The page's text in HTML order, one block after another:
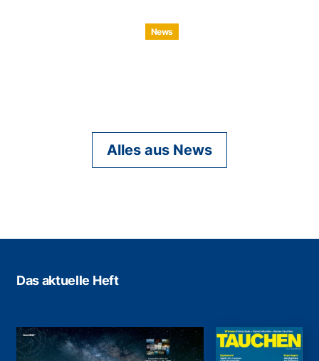
News
Alles aus News
Das aktuelle Heft